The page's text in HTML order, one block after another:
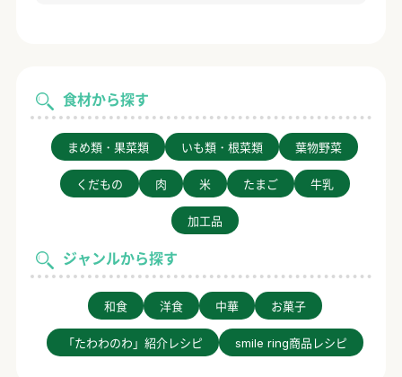
食材から探す
まめ類・果菜類 いも類・根菜類 葉物野菜
くだもの 肉 米 たまご 牛乳
加工品
ジャンルから探す
和食 洋食 中華 お菓子
「たわわのわ」紹介レシピ smile ring商品レシピ